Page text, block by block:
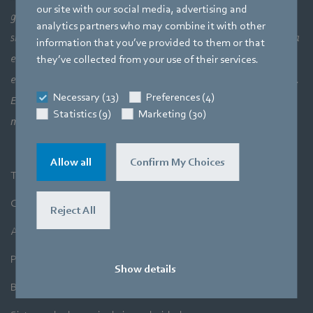
our site with our social media, advertising and
analytics partners who may combine it with other
information that you’ve provided to them or that
they’ve collected from your use of their services.
Necessary (13)
Preferences (4)
Statistics (9)
Marketing (30)
Allow all Confirm My Choices
Reject All
Show details
general de cómo se unen los elementos aerodinámicos, lo que
significa una interacción perfecta entre la tecnología del motor, la
electrónica y la aerodinámica. Nuestros productos combinan
estrechamente nuestras tres áreas principales de especialización.
El objetivo es siempre hacer el uso más eficiente del aire y el
movimiento.
Términos y Condiciones Generales
Compra
Aviso Legal
Política de privacidad
Boletín